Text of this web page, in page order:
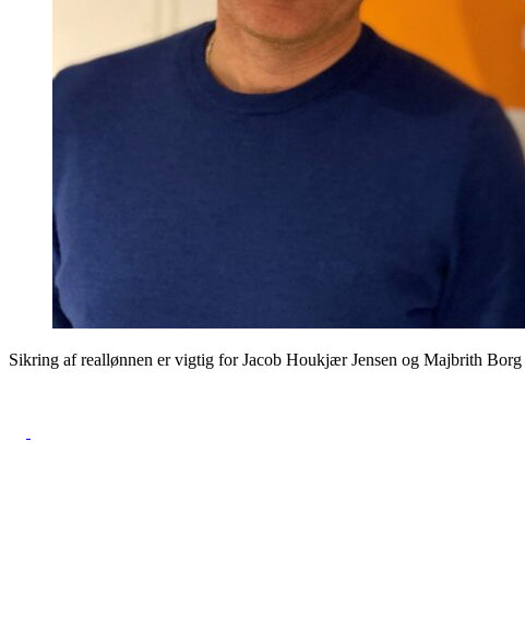
Sikring af reallønnen er vigtig for Jacob Houkjær Jensen og Majbrith